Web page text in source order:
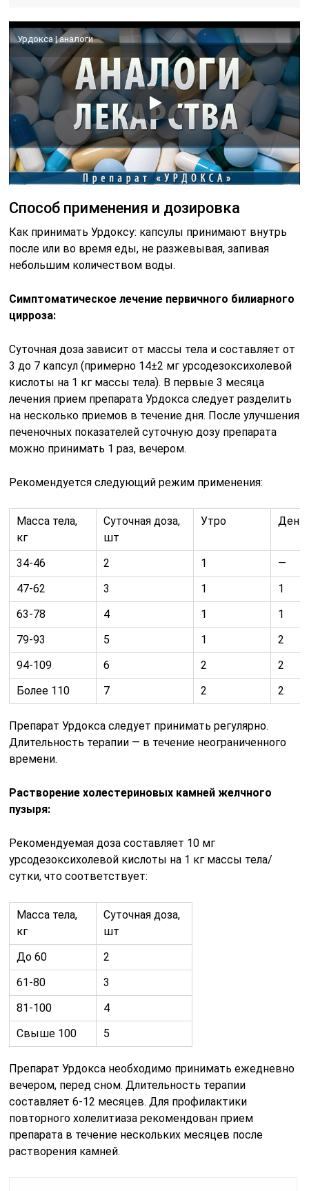
Урдокса | аналоги
Способ применения и дозировка
Как принимать Урдоксу: капсулы принимают внутрь
после или во время еды, не разжевывая, запивая
небольшим количеством воды.
Симптоматическое лечение первичного билиарного
цирроза:
Суточная доза зависит от массы тела и составляет от
3 до 7 капсул (примерно 14±2 мг урсодезоксихолевой
кислоты на 1 кг массы тела). В первые 3 месяца
лечения прием препарата Урдокса следует разделить
на несколько приемов в течение дня. После улучшения
печеночных показателей суточную дозу препарата
можно принимать 1 раз, вечером.
Рекомендуется следующий режим применения:
Масса тела,
кг
Суточная доза,
шт
Утро День
34-46 2 1
—
47-62
3 1
1
63-78
4 1
1
79-93
5 1
2
94-109
6 2
2
Более 110
7 2 2
Препарат Урдокса следует принимать регулярно.
Длительность терапии — в течение неограниченного
времени.
Растворение холестериновых камней желчного
пузыря:
Рекомендуемая доза составляет 10 мг
урсодезоксихолевой кислоты на 1 кг массы тела/
сутки, что соответствует:
Масса тела,
кг
Суточная доза,
шт
До 60
2
61-80
3
81-100
4
Свыше 100
5
Препарат Урдокса необходимо принимать ежедневно
вечером, перед сном. Длительность терапии
составляет 6-12 месяцев. Для профилактики
повторного холелитиаза рекомендован прием
препарата в течение нескольких месяцев после
растворения камней.